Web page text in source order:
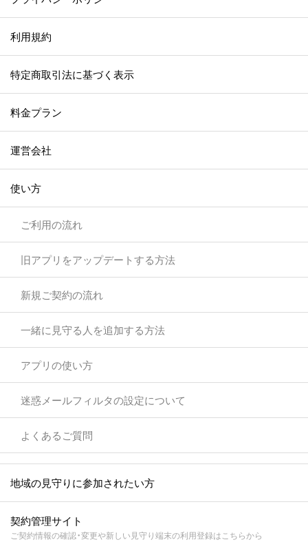
利用規約
特定商取引法に基づく表示
料金プラン
運営会社
使い方
ご利用の流れ
旧アプリをアップデートする方法
新規ご契約の流れ
一緒に見守る人を追加する方法
アプリの使い方
迷惑メールフィルタの設定について
よくあるご質問
地域の見守りに参加されたい方
契約管理サイト
ご契約情報の確認・変更や新しい見守り端末の利用登録はこちらから